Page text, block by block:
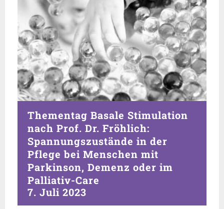
Thementag Basale Stimulation
nach Prof. Dr. Fröhlich:
Spannungszustände in der
Pflege bei Menschen mit
Parkinson, Demenz oder im
Palliativ-Care
7. Juli 2023